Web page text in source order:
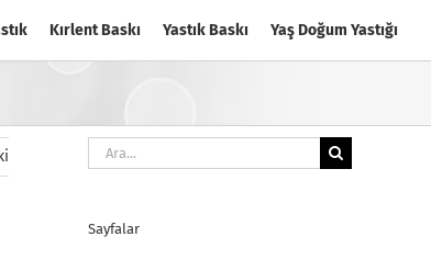
Kırlent Baskı Yastık Baskı Yaş Doğum Yastığı
Ara:
Sayfalar